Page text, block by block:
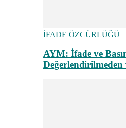
İFADE ÖZGÜRLÜĞÜ
AYM: İfade ve